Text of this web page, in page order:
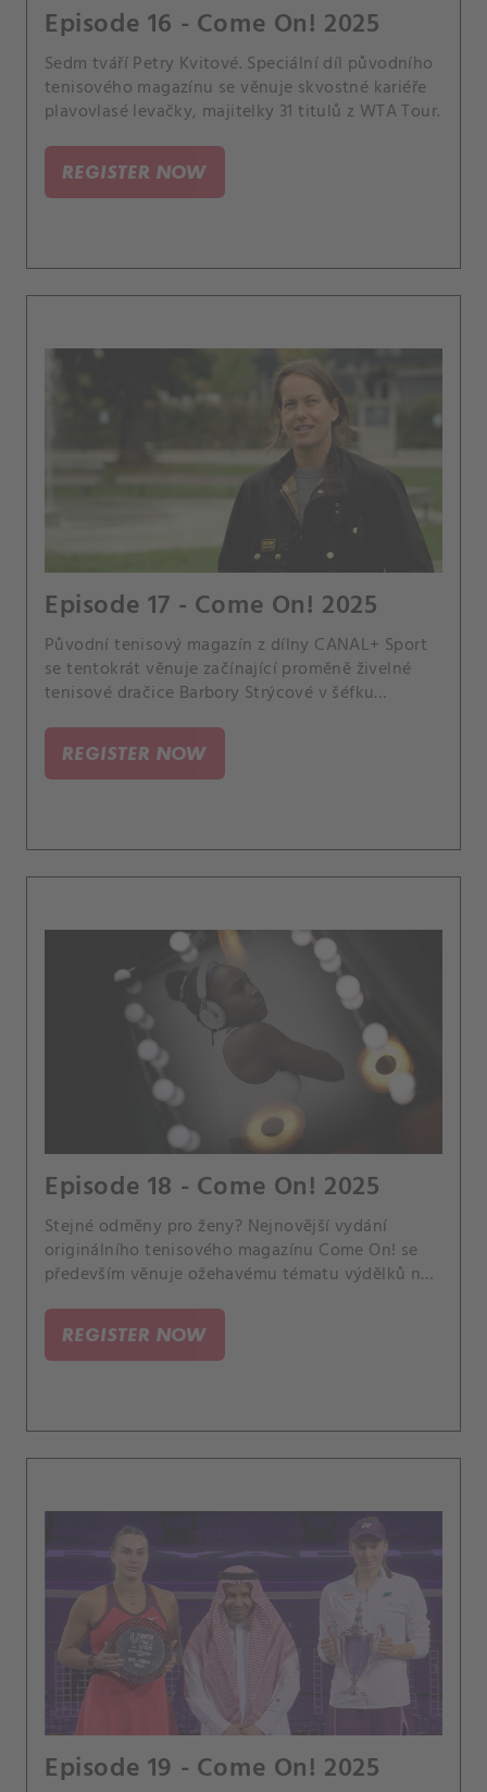
Episode 16 - Come On! 2025
Sedm tváří Petry Kvitové. Speciální díl původního
tenisového magazínu se věnuje skvostné kariéře
plavovlasé levačky, majitelky 31 titulů z WTA Tour.
REGISTER NOW
Episode 17 - Come On! 2025
Původní tenisový magazín z dílny CANAL+ Sport
se tentokrát věnuje začínající proměně živelné
tenisové dračice Barbory Strýcové v šéfku
A všímá si, které hvězdy se jako první
kvalifikovaly na pompézní slavnosti WTA Finals,
při níž se v Rijádu utká osm nejlepších dam a osm
REGISTER NOW
Episode 18 - Come On! 2025
Stejné odměny pro ženy? Nejnovější vydání
originálního tenisového magazínu Come On! se
především věnuje ožehavému tématu výdělků na
i muži dostávaly stejné honoráře, třebaže pánové
leckdy hrají delší zápasy a přitahují větší
pozornost fanoušků i sponzorů?.
REGISTER NOW
Episode 19 - Come On! 2025